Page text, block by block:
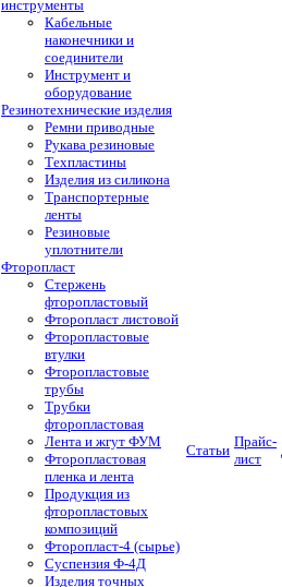
инструменты
Кабельные
наконечники и
соединители
Инструмент и
оборудование
Резинотехнические изделия
Ремни приводные
Рукава резиновые
Техпластины
Изделия из силикона
Транспортерные
ленты
Резиновые
уплотнители
Фторопласт
Стержень
фторопластовый
Фторопласт листовой
Фторопластовые
втулки
Фторопластовые
трубы
Трубки
фторопластовая
Лента и жгут ФУМ
Фторопластовая
пленка и лента
Продукция из
фторопластовых
композиций
Фторопласт-4 (сырье)
Суспензия Ф-4Д
Изделия точных
Статьи
Прайс-
лист